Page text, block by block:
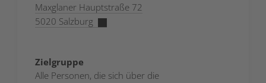
Maxglaner Hauptstraße 72
5020 Salzburg
Zielgruppe
Alle Personen, die sich über die